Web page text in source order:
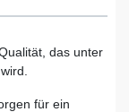
das unter
für ein